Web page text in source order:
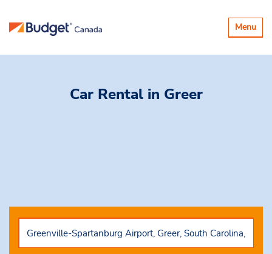
Basculer
la
Menu
Car Rental in Greer